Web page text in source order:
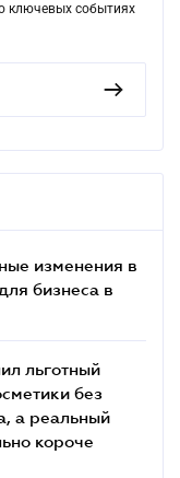
ключевых событиях
изменения в
бизнеса в
льготный
без
а реальный
короче